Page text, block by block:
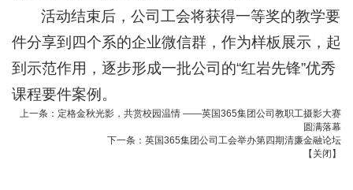
活动结束后，公司工会将获得一等奖的教学要
件分享到四个系的企业微信群，作为样板展示，起
到示范作用，逐步形成一批公司的“红岩先锋”优秀
课程要件案例。
上一条： 定格金秋光影，共赏校园温情 ——英国365集团公司教职工摄影大赛
圆满落幕
下一条： 英国365集团公司工会举办第四期清廉金融论坛
【 关闭 】